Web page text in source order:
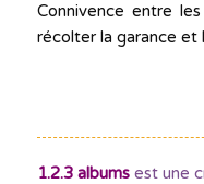
Connivence entre
récolter la garance et
1.2.3 albumsest une